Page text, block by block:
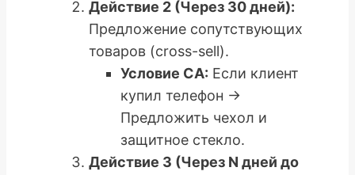
Действие 2 (Через 30 дней):
Предложение сопутствующих
товаров (cross-sell).
Условие CA: Если клиент
купил телефон ->
Предложить чехол и
защитное стекло.
Действие 3 (Через N дней до